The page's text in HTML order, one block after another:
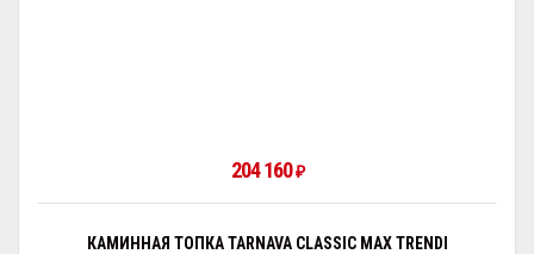
204 160 ₽
КАМИННАЯ ТОПКА TARNAVA CLASSIC MAX TRENDI